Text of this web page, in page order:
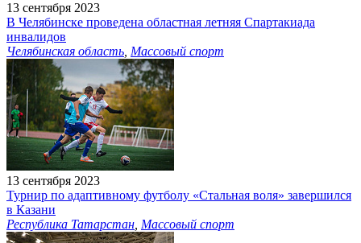
13 сентября 2023
В Челябинске проведена областная летняя Спартакиада
инвалидов
Челябинская область Массовый спорт
13 сентября 2023
Турнир по адаптивному футболу «Стальная воля» завершился
в Казани
Республика Татарстан Массовый спорт